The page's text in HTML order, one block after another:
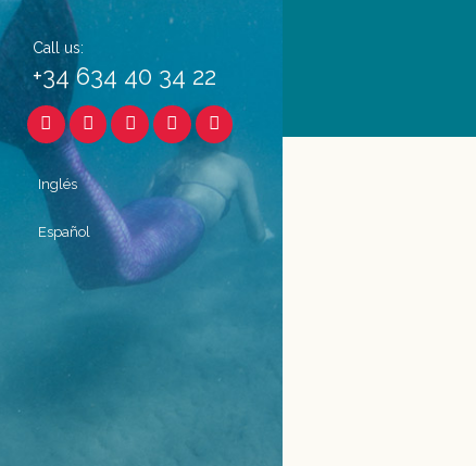
Call us:
+34 634 40 34 22
Inglés
Español